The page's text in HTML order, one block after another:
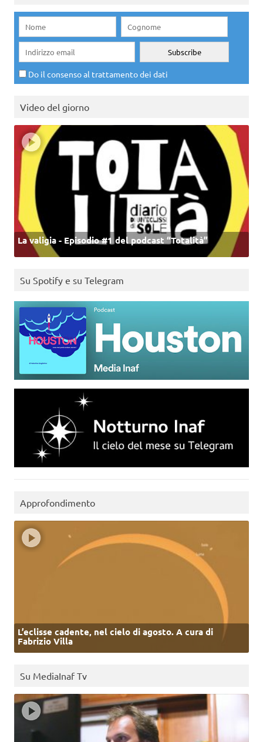
Do il consenso al trattamento dei dati
Video del giorno
La valigia - Episodio #1 del podcast “Totalità”
Su Spotify e su Telegram
Approfondimento
L’eclisse cadente, nel cielo di agosto. A cura di
Fabrizio Villa
Su MediaInaf Tv